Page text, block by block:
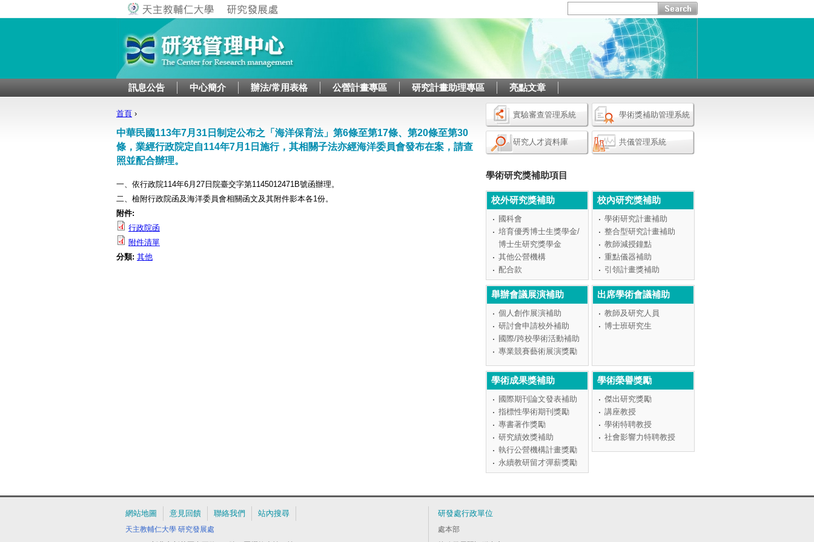
訊息公告 中心簡介 辦法/常用表格 公營計畫專區 研究計畫助理專區 亮點文章
實驗審查管理系統 學術獎補助管理系統
研究人才資料庫 共儀管理系統
學術研究獎補助項目
校外研究獎補助
國科會
培育優秀博士生獎學金/
博士生研究獎學金
其他公營機構
配合款
校內研究獎補助
學術研究計畫補助
整合型研究計畫補助
教師減授鐘點
重點儀器補助
引領計畫獎補助
舉辦會議展演補助
個人創作展演補助
研討會申請校外補助
國際/跨校學術活動補助
專業競賽藝術展演獎勵
出席學術會議補助
教師及研究人員
博士班研究生
學術成果獎補助
國際期刊論文發表補助
指標性學術期刊獎勵
專書著作獎勵
研究績效獎補助
執行公營機構計畫獎勵
永續教研留才彈薪獎勵
學術榮譽獎勵
傑出研究獎勵
講座教授
學術特聘教授
社會影響力特聘教授
您在這裡
首頁 ›
中華民國113年7月31日制定公布之「海洋保育法」第6條至第17條、第20條至第30
條，業經行政院定自114年7月1日施行，其相關子法亦經海洋委員會發布在案，請查
照並配合辦理。
一、依行政院114年6月27日院臺交字第1145012471B號函辦理。
二、檢附行政院函及海洋委員會相關函文及其附件影本各1份。
附件:
行政院函
附件清單
分類: 其他
網站地圖 意見回饋 聯絡我們 站內搜尋
天主教輔仁大學 研究發展處
研發處行政單位
處本部